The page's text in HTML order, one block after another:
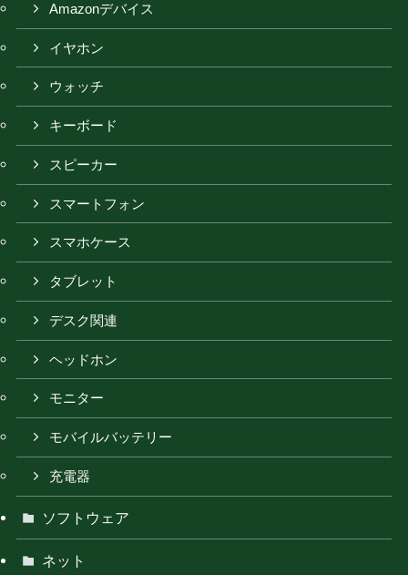
Amazonデバイス
イヤホン
ウォッチ
キーボード
スピーカー
スマートフォン
スマホケース
タブレット
デスク関連
ヘッドホン
モニター
モバイルバッテリー
充電器
ソフトウェア
ネット